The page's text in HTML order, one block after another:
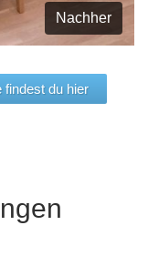
Nachher
findest du hier